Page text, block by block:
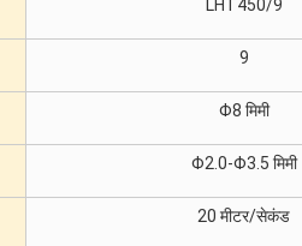
LHT450/9
9
Φ8 मिमी
Φ2.0-Φ3.5 मिमी
20 मीटर/सेकंड